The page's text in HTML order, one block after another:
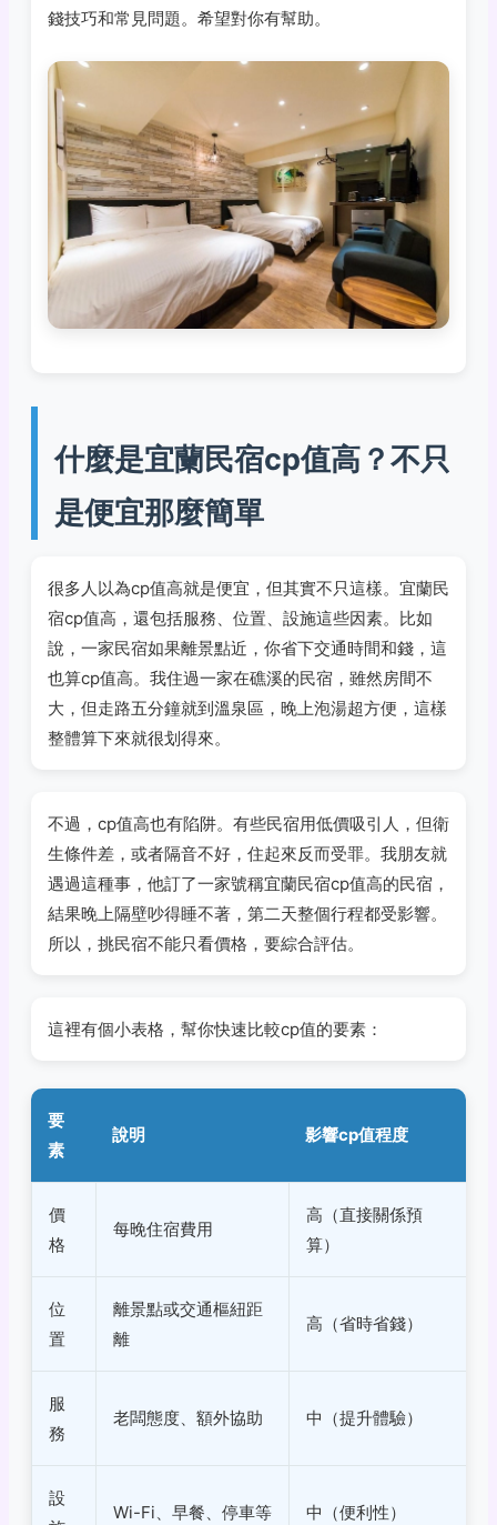
錢技巧和常見問題。希望對你有幫助。
什麼是宜蘭民宿cp值高？不只
是便宜那麼簡單
很多人以為cp值高就是便宜，但其實不只這樣。宜蘭民
宿cp值高，還包括服務、位置、設施這些因素。比如
說，一家民宿如果離景點近，你省下交通時間和錢，這
也算cp值高。我住過一家在礁溪的民宿，雖然房間不
大，但走路五分鐘就到溫泉區，晚上泡湯超方便，這樣
整體算下來就很划得來。
不過，cp值高也有陷阱。有些民宿用低價吸引人，但衛
生條件差，或者隔音不好，住起來反而受罪。我朋友就
遇過這種事，他訂了一家號稱宜蘭民宿cp值高的民宿，
結果晚上隔壁吵得睡不著，第二天整個行程都受影響。
所以，挑民宿不能只看價格，要綜合評估。
這裡有個小表格，幫你快速比較cp值的要素：
要
素
說明 影響cp值程度
價
格
每晚住宿費用
高（直接關係預
算）
位
置
離景點或交通樞紐距
離
高（省時省錢）
服
務
老闆態度、額外協助 中（提升體驗）
設
Wi-Fi、早餐、停車等 中（便利性）